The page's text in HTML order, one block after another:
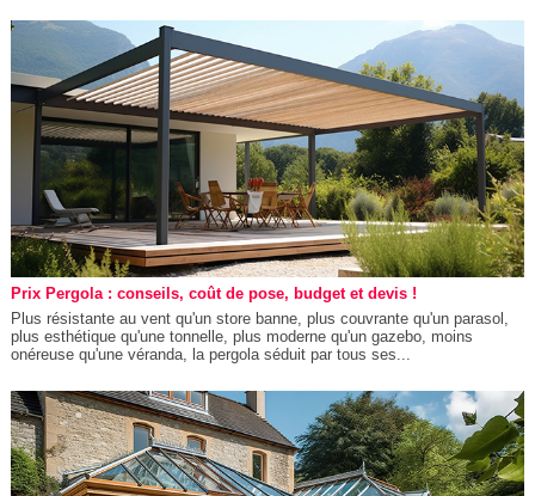
Prix Pergola : conseils, coût de pose, budget et devis !
Plus résistante au vent qu'un store banne, plus couvrante qu'un parasol,
plus esthétique qu'une tonnelle, plus moderne qu'un gazebo, moins
onéreuse qu'une véranda, la pergola séduit par tous ses...